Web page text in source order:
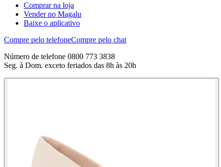
Comprar na loja
Vender no Magalu
Baixe o aplicativo
Compre pelo telefoneCompre pelo chat
Número de telefone 0800 773 3838
Seg. à Dom. exceto feriados das 8h às 20h